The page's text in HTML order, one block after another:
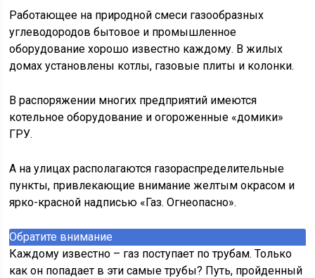
Работающее на природной смеси газообразных
углеводородов бытовое и промышленное
оборудование хорошо известно каждому. В жилых
домах установлены котлы, газовые плиты и колонки.
В распоряжении многих предприятий имеются
котельное оборудование и огороженные «домики»
ГРУ.
А на улицах располагаются газораспределительные
пункты, привлекающие внимание желтым окрасом и
ярко-красной надписью «Газ. Огнеопасно».
Обратите внимание
Каждому известно – газ поступает по трубам. Только
как он попадает в эти самые трубы? Путь, пройденный